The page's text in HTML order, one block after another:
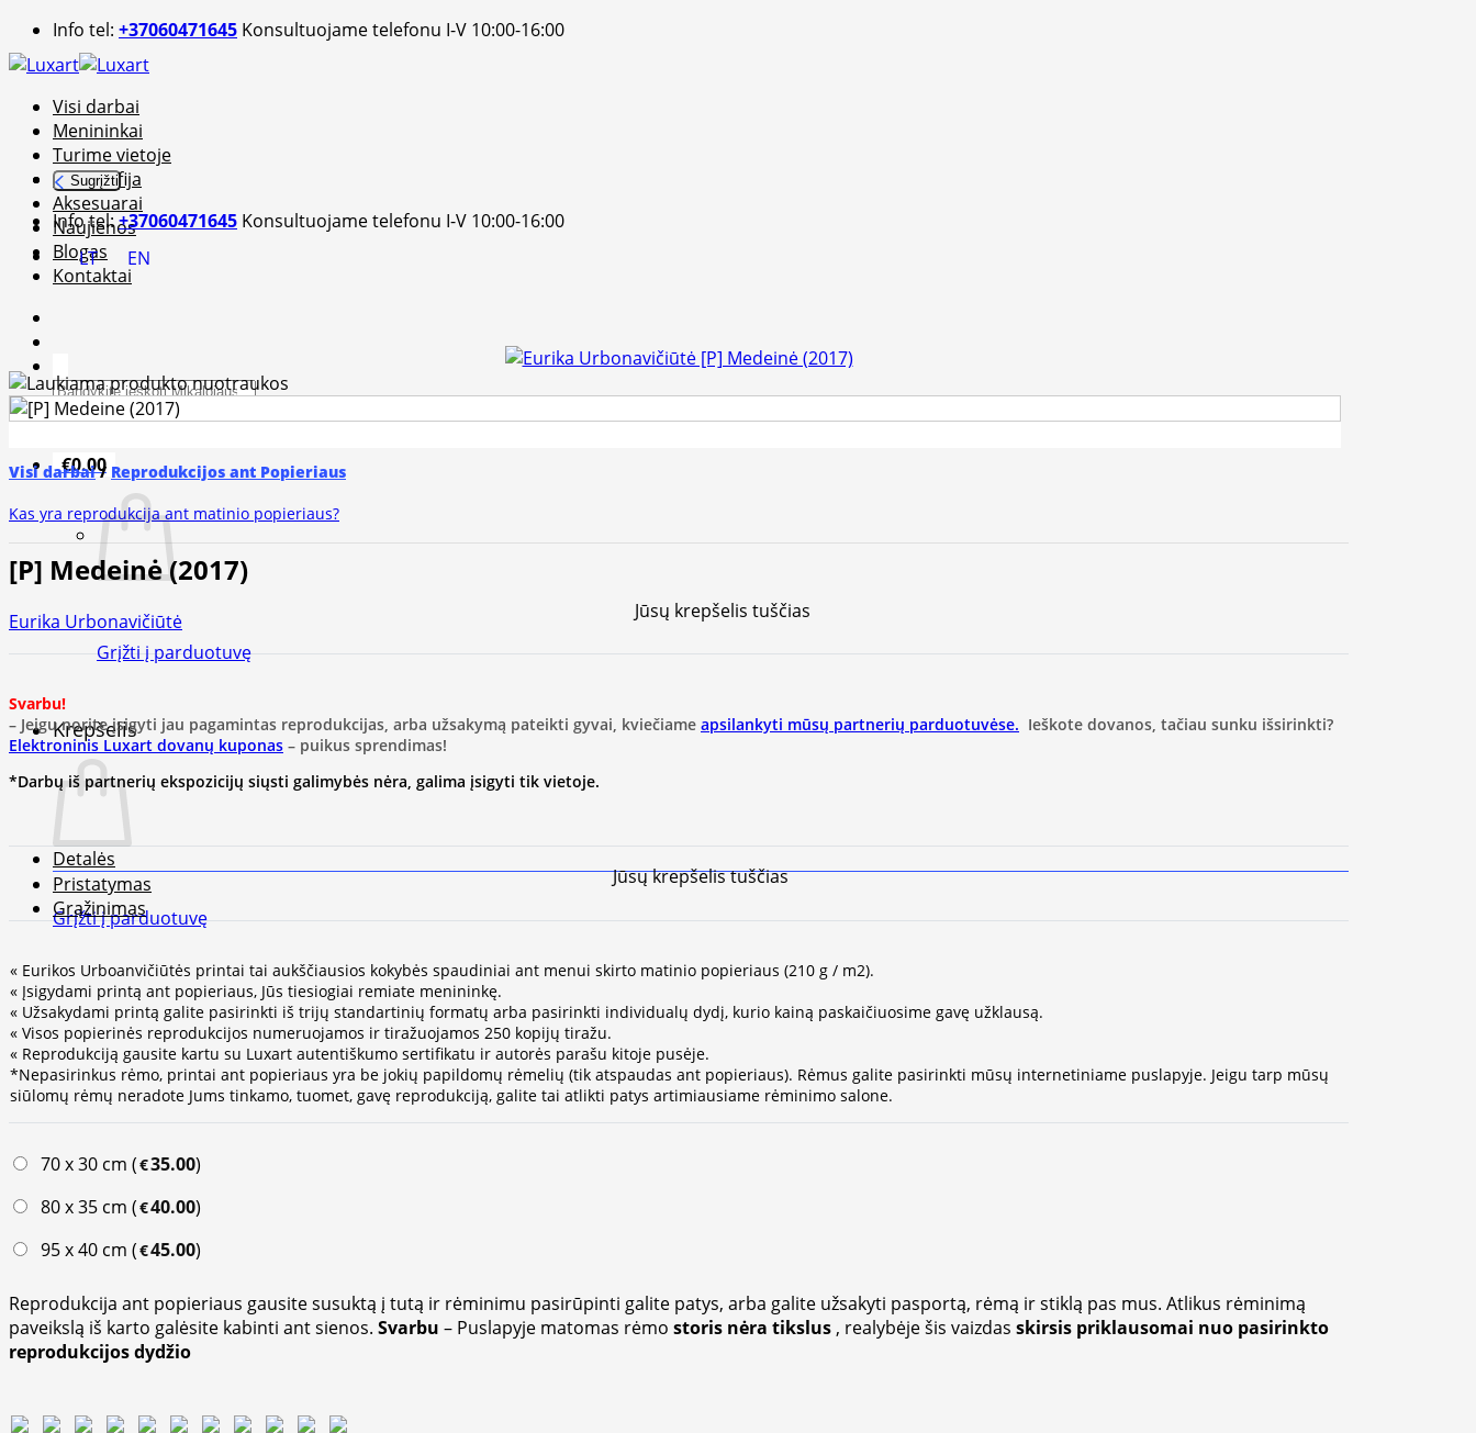
Skip
to
content
Info tel: +37060471645 Konsultuojame telefonu I-V 10:00-16:00
Visi darbai
Menininkai
Turime vietoje
Fotografija
Aksesuarai
Naujienos
Blogas
Kontaktai
Ieškoti:
€0.00
Jūsų krepšelis tuščias
Grįžti į parduotuvę
Krepšelis
Jūsų krepšelis tuščias
Grįžti į parduotuvę
Sugrįžti
Info tel:+37060471645 Konsultuojame telefonu I-V 10:00-16:00
LT
EN
Visi darbai / Reprodukcijos ant Popieriaus
Kas yra reprodukcija ant matinio popieriaus?
[P] Medeinė (2017)
Eurika Urbonavičiūtė
Svarbu!
– Jeigu norite įsigyti jau pagamintas reprodukcijas, arba užsakymą pateikti gyvai, kviečiame apsilankyti mūsų partnerių parduotuvėse. Ieškote dovanos, tačiau sunku išsirinkti?
Elektroninis Luxart dovanų kuponas – puikus sprendimas!
*Darbų iš partnerių ekspozicijų siųsti galimybės nėra, galima įsigyti tik vietoje.
Detalės
Pristatymas
Grąžinimas
« Eurikos Urboanvičiūtės printai tai aukščiausios kokybės spaudiniai ant menui skirto matinio popieriaus (210 g / m2).
« Įsigydami printą ant popieriaus, Jūs tiesiogiai remiate menininkę.
« Užsakydami printą galite pasirinkti iš trijų standartinių formatų arba pasirinkti individualų dydį, kurio kainą paskaičiuosime gavę užklausą.
« Visos popierinės reprodukcijos numeruojamos ir tiražuojamos 250 kopijų tiražu.
« Reprodukciją gausite kartu su Luxart autentiškumo sertifikatu ir autorės parašu kitoje pusėje.
*Nepasirinkus rėmo, printai ant popieriaus yra be jokių papildomų rėmelių (tik atspaudas ant popieriaus). Rėmus galite pasirinkti mūsų internetiniame puslapyje. Jeigu tarp mūsų
siūlomų rėmų neradote Jums tinkamo, tuomet, gavę reprodukciją, galite tai atlikti patys artimiausiame rėminimo salone.
70 x 30 cm (€35.00)
80 x 35 cm (€40.00)
95 x 40 cm (€45.00)
Reprodukcija ant popieriaus gausite susuktą į tutą ir rėminimu pasirūpinti galite patys, arba galite užsakyti pasportą, rėmą ir stiklą pas mus. Atlikus rėminimą
paveikslą iš karto galėsite kabinti ant sienos. Svarbu – Puslapyje matomas rėmo storis nėra tikslus , realybėje šis vaizdas skirsis priklausomai nuo pasirinkto
reprodukcijos dydžio